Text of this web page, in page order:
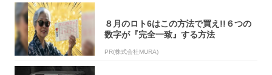
８月のロト6はこの方法で買え!!６つの
数字が『完全一致』する方法
PR(株式会社MURA)